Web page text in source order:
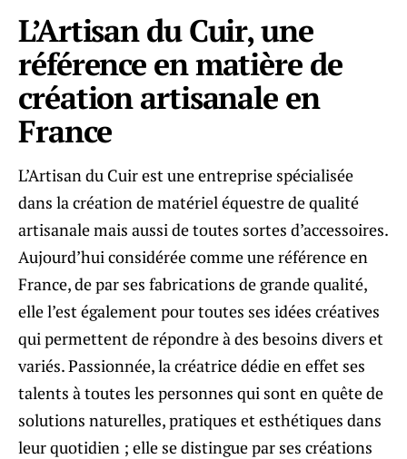
L’Artisan du Cuir, une
référence en matière de
création artisanale en
France
L’Artisan du Cuir est une entreprise spécialisée
dans la création de matériel équestre de qualité
artisanale mais aussi de toutes sortes d’accessoires.
Aujourd’hui considérée comme une référence en
France, de par ses fabrications de grande qualité,
elle l’est également pour toutes ses idées créatives
qui permettent de répondre à des besoins divers et
variés. Passionnée, la créatrice dédie en effet ses
talents à toutes les personnes qui sont en quête de
solutions naturelles, pratiques et esthétiques dans
leur quotidien ; elle se distingue par ses créations